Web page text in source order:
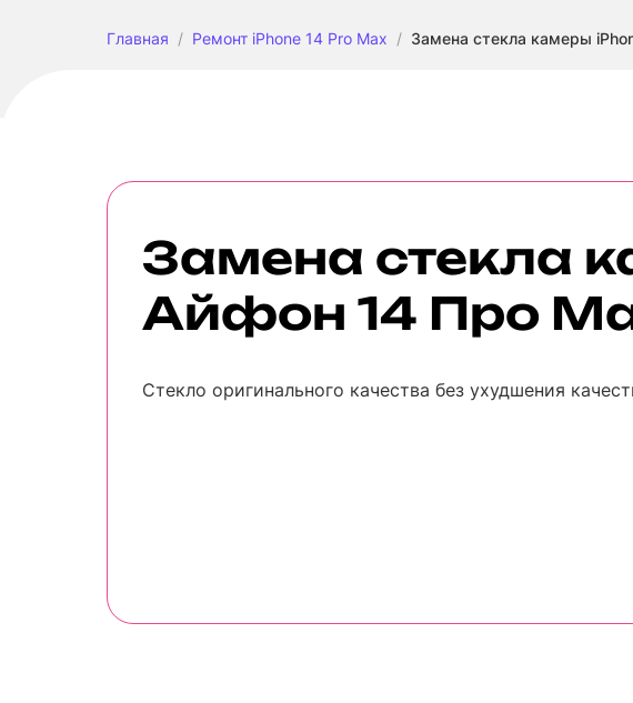
Главная Ремонт iPhone 14 Pro Max Замена стекла камеры
Замена стекла
Айфон 14 Про
Стекло оригинального качества без ухудшения